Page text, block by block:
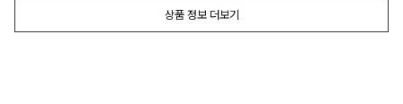
상품 정보 더보기